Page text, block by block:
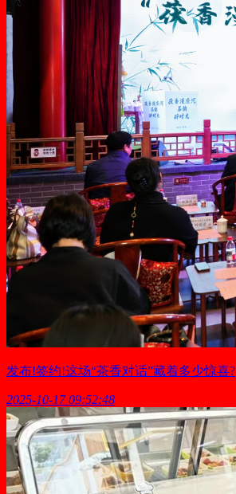
发布!签约!这场“茶香对话”藏着多少惊喜?
2025-10-17 09:52:48